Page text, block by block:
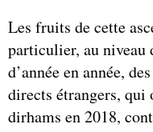
Les fruits de cette
particulier, au niveau
d’année en année,
directs étrangers,
dirhams en 2018,